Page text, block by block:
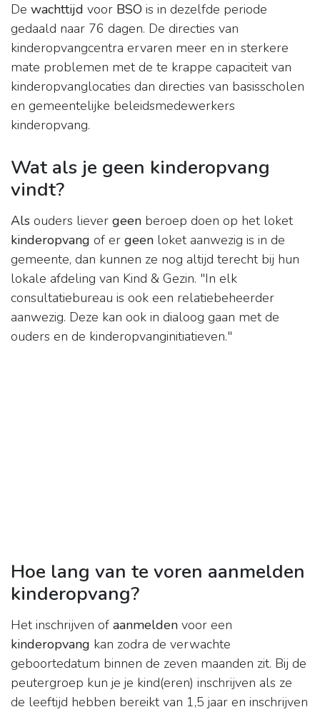
De wachttijd voor BSO is in dezelfde periode
gedaald naar 76 dagen. De directies van
kinderopvangcentra ervaren meer en in sterkere
mate problemen met de te krappe capaciteit van
kinderopvanglocaties dan directies van basisscholen
en gemeentelijke beleidsmedewerkers
kinderopvang.
Wat als je geen kinderopvang
vindt?
Als ouders liever geen beroep doen op het loket
kinderopvang of er geen loket aanwezig is in de
gemeente, dan kunnen ze nog altijd terecht bij hun
lokale afdeling van Kind & Gezin. "In elk
consultatiebureau is ook een relatiebeheerder
aanwezig. Deze kan ook in dialoog gaan met de
ouders en de kinderopvanginitiatieven."
Hoe lang van te voren aanmelden
kinderopvang?
Het inschrijven of aanmelden voor een
kinderopvang kan zodra de verwachte
geboortedatum binnen de zeven maanden zit. Bij de
peutergroep kun je je kind(eren) inschrijven als ze
de leeftijd hebben bereikt van 1,5 jaar en inschrijven